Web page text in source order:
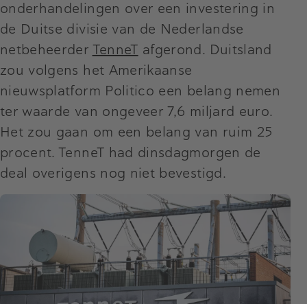
onderhandelingen over een investering in
de Duitse divisie van de Nederlandse
netbeheerder TenneT afgerond. Duitsland
zou volgens het Amerikaanse
nieuwsplatform Politico een belang nemen
ter waarde van ongeveer 7,6 miljard euro.
Het zou gaan om een belang van ruim 25
procent. TenneT had dinsdagmorgen de
deal overigens nog niet bevestigd.